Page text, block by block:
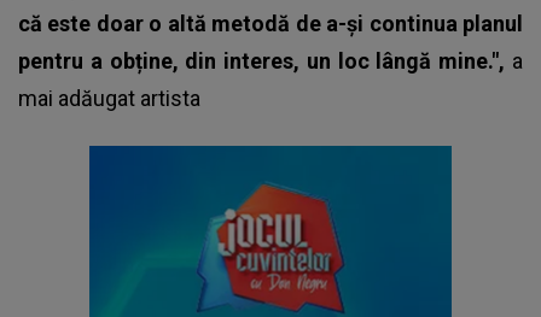
că este doar o altă metodă de a-și continua planul
pentru a obține, din interes, un loc lângă mine.", a
mai adăugat artista